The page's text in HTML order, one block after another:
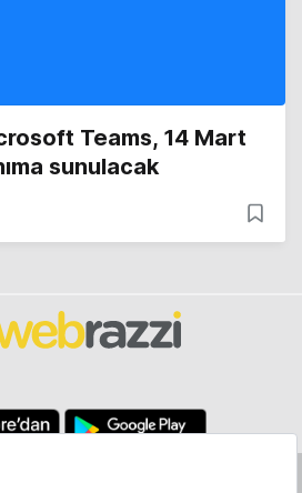
Teams, 14 Mart
sunulacak